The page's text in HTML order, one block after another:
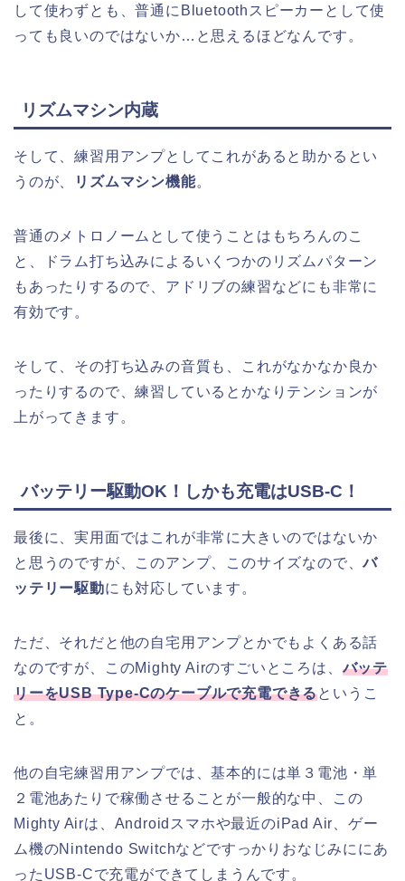
して使わずとも、普通にBluetoothスピーカーとして使
っても良いのではないか…と思えるほどなんです。
リズムマシン内蔵
そして、練習用アンプとしてこれがあると助かるとい
うのが、
リズムマシン機能。
普通のメトロノームとして使うことはもちろんのこ
と、ドラム打ち込みによるいくつかのリズムパターン
もあったりするので、アドリブの練習などにも非常に
有効です。
そして、その打ち込みの音質も、これがなかなか良か
ったりするので、練習しているとかなりテンションが
上がってきます。
バッテリー駆動OK！しかも充電はUSB-C！
最後に、実用面ではこれが非常に大きいのではないか
と思うのですが、このアンプ、このサイズなので、バ
ッテリー駆動にも対応しています。
ただ、それだと他の自宅用アンプとかでもよくある話
なのですが、このMighty Airのすごいところは、バッテ
リーをUSB Type-Cのケーブルで充電できるというこ
と。
他の自宅練習用アンプでは、基本的には単３電池・単
２電池あたりで稼働させることが一般的な中、この
Mighty Airは、Androidスマホや最近のiPad Air、ゲー
ム機のNintendo Switchなどですっかりおなじみににあ
ったUSB-Cで充電ができてしまうんです。